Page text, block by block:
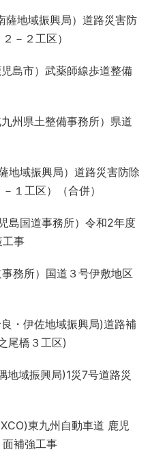
薩地域振興局）道路災害防
－２工区）
島市）武薬師線歩道整備
州県土整備事務所）県道
地域振興局）道路災害防除
１工区）（合併）
島国道事務所）令和2年度
工事
務所）国道３号伊敷地区
・伊佐地域振興局)道路補
尾橋３工区)
域振興局)1災7号道路災
東九州自動車道 鹿児
補強工事